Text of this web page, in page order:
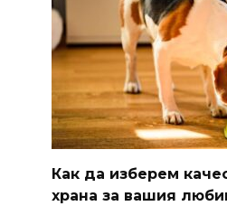
Как да изберем
храна за вашия